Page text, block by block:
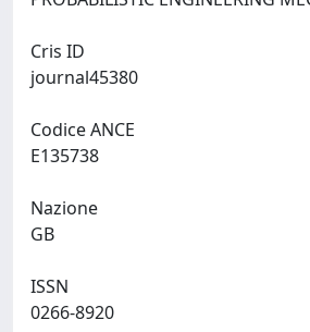
Cris ID
Codice ANCE
Nazione
ISSN